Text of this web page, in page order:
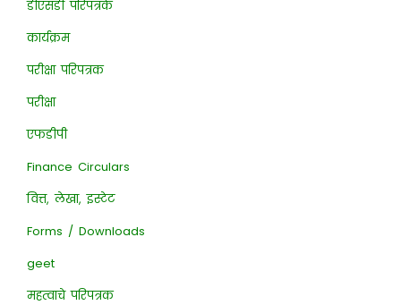
डीएसडी परिपत्रके
कार्यक्रम
परीक्षा परिपत्रक
परीक्षा
एफडीपी
Finance Circulars
वित्त, लेखा, इस्टेट
Forms / Downloads
geet
महत्वाचे परिपत्रक